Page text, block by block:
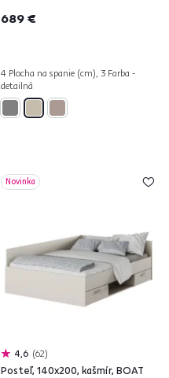
689 €
4 Plocha na spanie (cm), 3 Farba -
detailná
Novinka
4,6 62
Posteľ, 140x200, kašmír, BOAT